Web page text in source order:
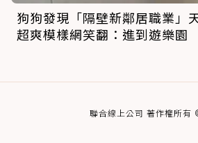
狗狗發現「隔壁新鄰居職業」
超爽模樣網笑翻：進到遊樂園
聯合線上公司 著作權所有